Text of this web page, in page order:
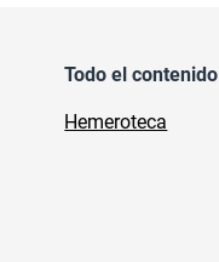
Todo el contenido
Hemeroteca